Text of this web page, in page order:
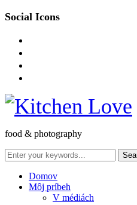
Social Icons
food & photography
Domov
Môj príbeh
V médiách